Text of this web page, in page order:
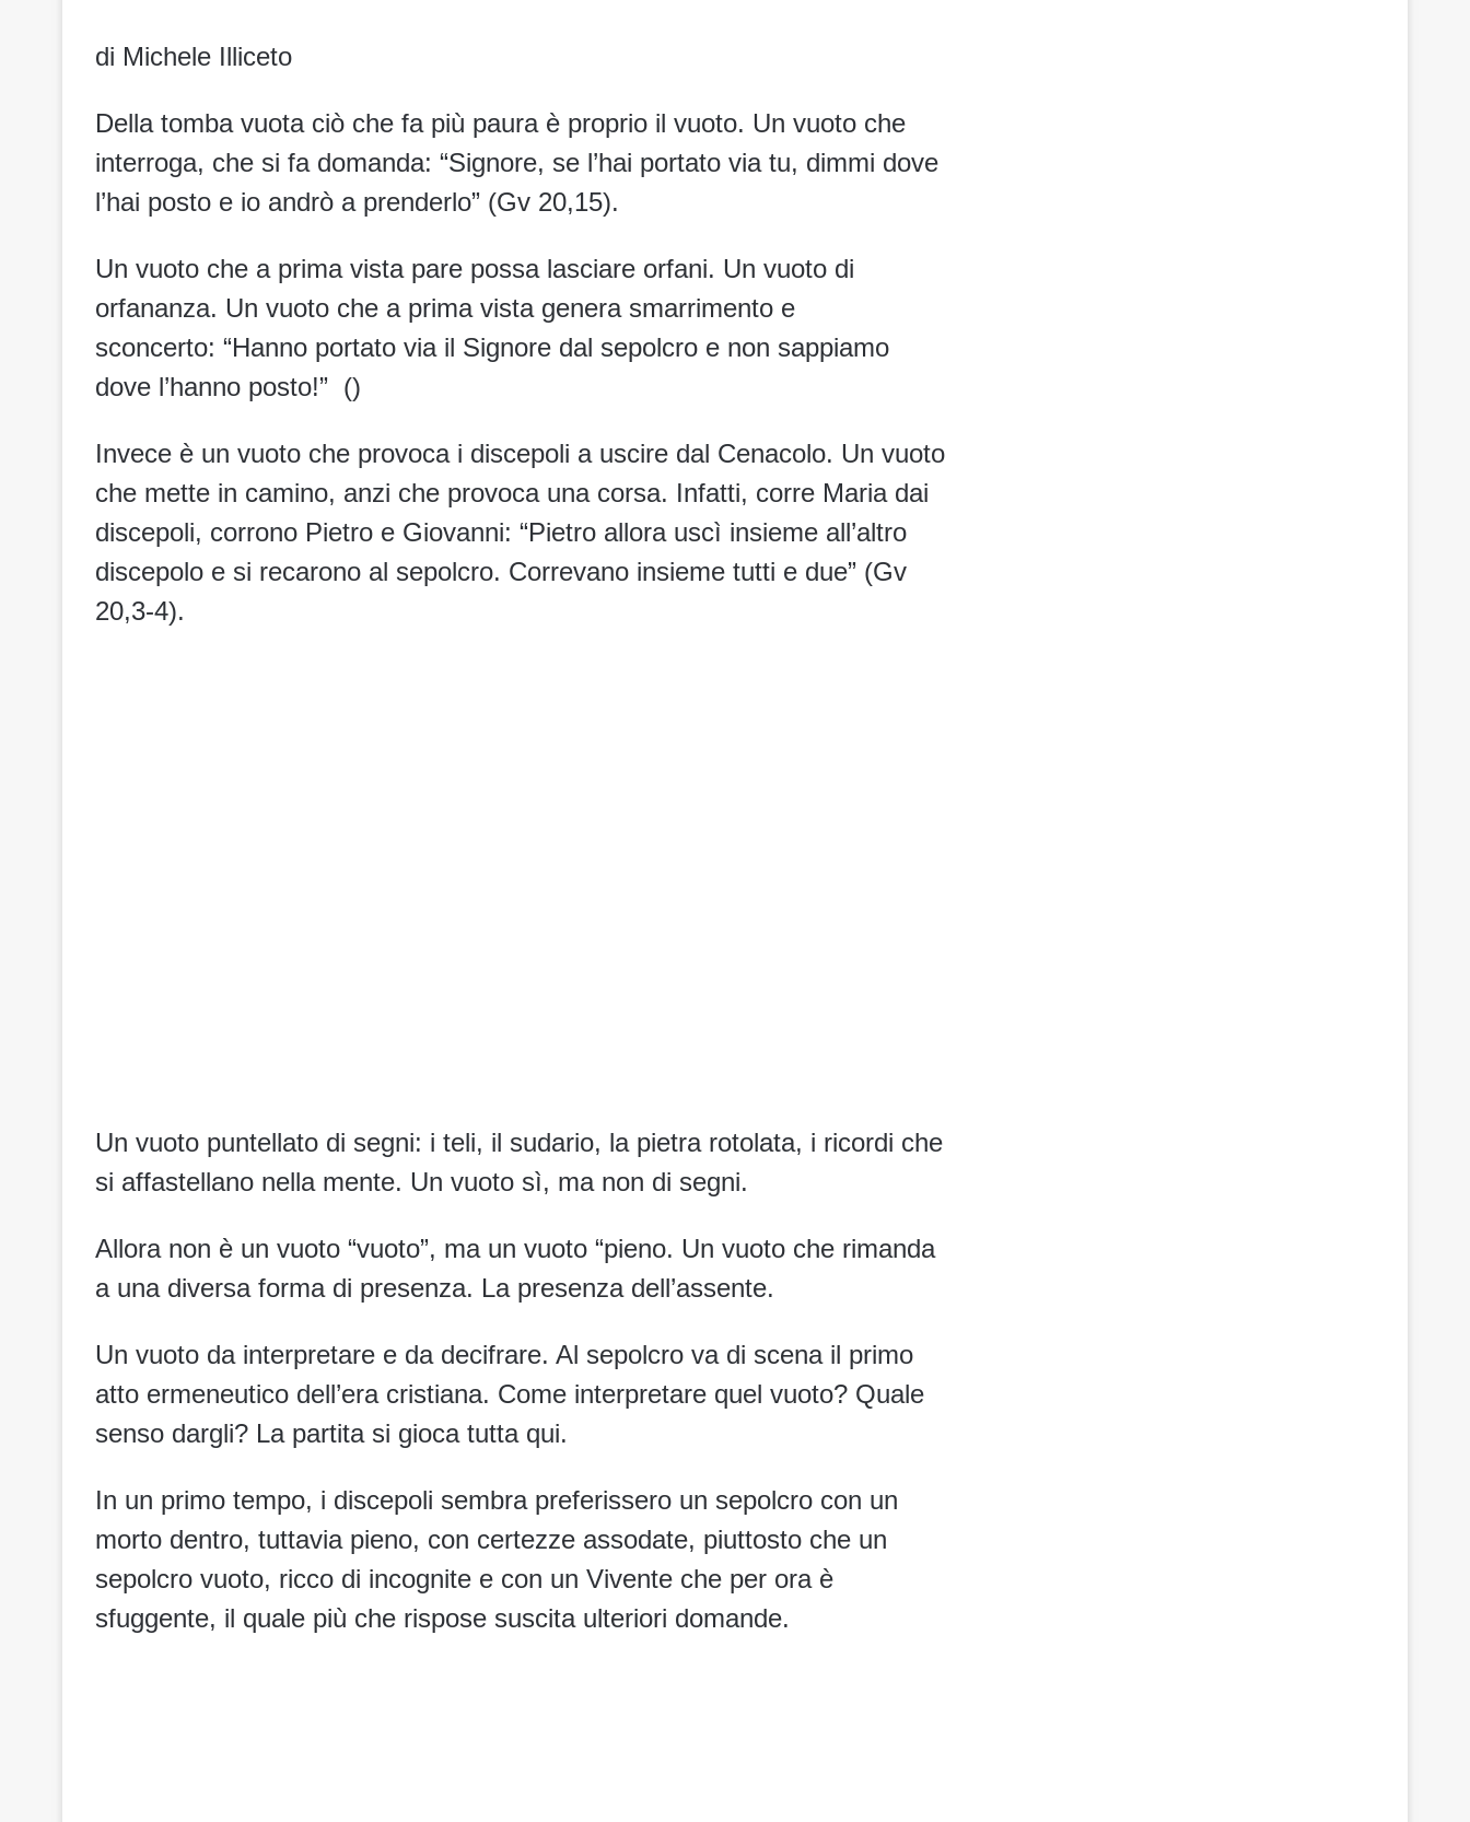
di Michele Illiceto
Della tomba vuota ciò che fa più paura è proprio il vuoto. Un vuoto che
interroga, che si fa domanda: “Signore, se l’hai portato via tu, dimmi dove
l’hai posto e io andrò a prenderlo” (Gv 20,15).
Un vuoto che a prima vista pare possa lasciare orfani. Un vuoto di
orfananza. Un vuoto che a prima vista genera smarrimento e
sconcerto: “Hanno portato via il Signore dal sepolcro e non sappiamo
dove l’hanno posto!” ()
Invece è un vuoto che provoca i discepoli a uscire dal Cenacolo. Un vuoto
che mette in camino, anzi che provoca una corsa. Infatti, corre Maria dai
discepoli, corrono Pietro e Giovanni: “Pietro allora uscì insieme all’altro
discepolo e si recarono al sepolcro. Correvano insieme tutti e due” (Gv
20,3-4).
Un vuoto puntellato di segni: i teli, il sudario, la pietra rotolata, i ricordi che
si affastellano nella mente. Un vuoto sì, ma non di segni.
Allora non è un vuoto “vuoto”, ma un vuoto “pieno. Un vuoto che rimanda
a una diversa forma di presenza. La presenza dell’assente.
Un vuoto da interpretare e da decifrare. Al sepolcro va di scena il primo
atto ermeneutico dell’era cristiana. Come interpretare quel vuoto? Quale
senso dargli? La partita si gioca tutta qui.
In un primo tempo, i discepoli sembra preferissero un sepolcro con un
morto dentro, tuttavia pieno, con certezze assodate, piuttosto che un
sepolcro vuoto, ricco di incognite e con un Vivente che per ora è
sfuggente, il quale più che rispose suscita ulteriori domande.